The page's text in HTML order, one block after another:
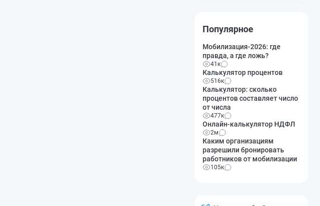
Популярное
Мобилизация-2026: где
правда, а где ложь?
41к
Калькулятор процентов
516к
Калькулятор: сколько
процентов составляет число
от числа
477к
Онлайн-калькулятор НДФЛ
2м
Каким организациям
разрешили бронировать
работников от мобилизации
105к